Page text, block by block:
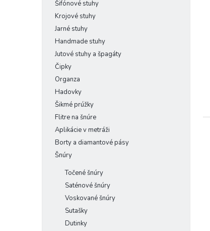
Šifónové stuhy
Krojové stuhy
Jarné stuhy
Handmade stuhy
Jutové stuhy a špagáty
Čipky
Organza
Hadovky
Šikmé prúžky
Flitre na šnúre
Aplikácie v metráži
Borty a diamantové pásy
Šnúry
Točené šnúry
Saténové šnúry
Voskované šnúry
Sutašky
Dutinky